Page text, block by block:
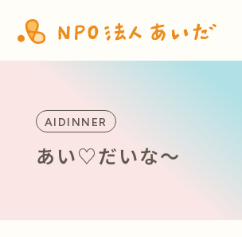
AIDINNER
あい♡だいな〜